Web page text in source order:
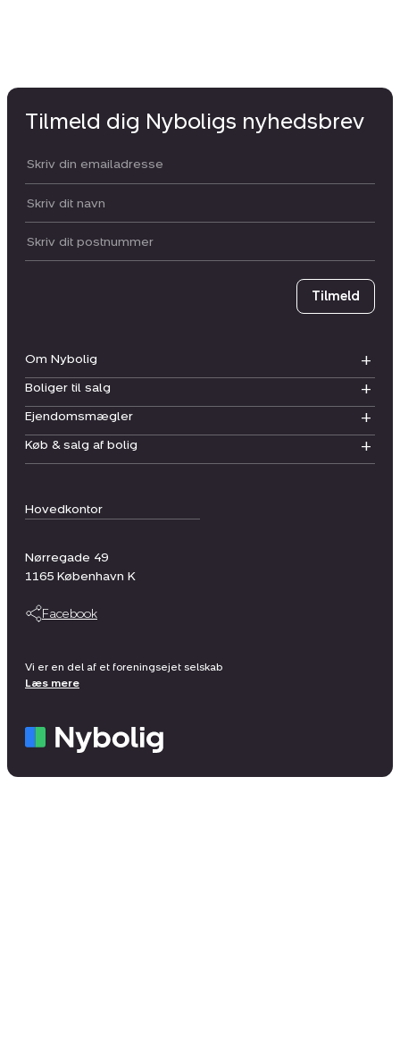
Hovedkontor
Nørregade 49
1165 København K
Facebook
Om Nybolig
Boliger til salg
Ejendomsmægler
Køb & salg af bolig
Tilmeld dig Nyboligs nyhedsbrev
Din email:
Dit navn:
Postnummer
Tilmeld
Vi er en del af et foreningsejet selskab
Læs mere